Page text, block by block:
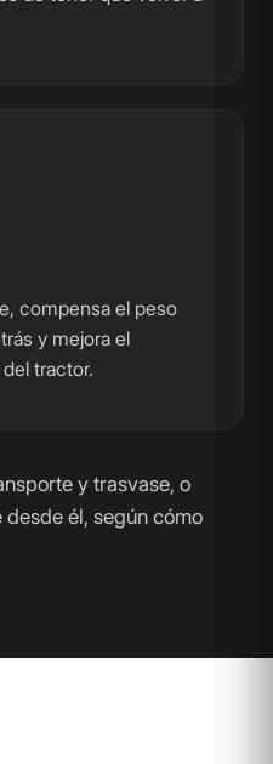
compensa el peso
y mejora el
tractor.
y trasvase, o
él, según cómo